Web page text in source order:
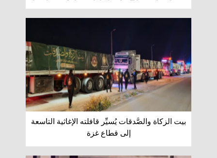
بيت الزكاة والصَّدقات يُسيِّر قافلته الإغاثية التاسعة
إلى قطاع غزة